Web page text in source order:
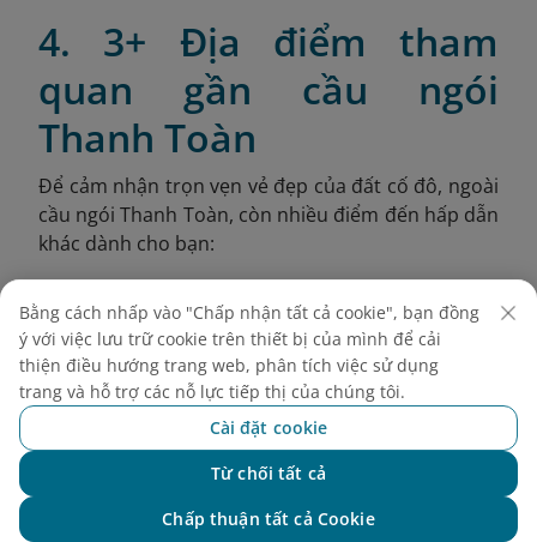
4. 3+ Địa điểm tham
quan gần cầu ngói
Thanh Toàn
Để cảm nhận trọn vẹn vẻ đẹp của đất cố đô, ngoài
cầu ngói Thanh Toàn, còn nhiều điểm đến hấp dẫn
khác dành cho bạn:
4.1. Cầu Trường Tiền
Cầu Trường Tiền (còn gọi là Tràng Tiền) là một
trong những công trình biểu tượng gắn liền với lịch
sử và tâm hồn của người Huế. Với thiết kế vòm
thép độc đáo, dáng cong mềm mại và sắc bạc ánh
lên rực rỡ trong ánh hoàng hôn, cây cầu bắc
ngang sông Hương này từ lâu đã trở thành điểm
check-in không thể bỏ qua.
Bằng cách nhấp vào "Chấp nhận tất cả cookie", bạn đồng
ý với việc lưu trữ cookie trên thiết bị của mình để cải
thiện điều hướng trang web, phân tích việc sử dụng
trang và hỗ trợ các nỗ lực tiếp thị của chúng tôi.
Cài đặt cookie
Từ chối tất cả
Chấp thuận tất cả Cookie